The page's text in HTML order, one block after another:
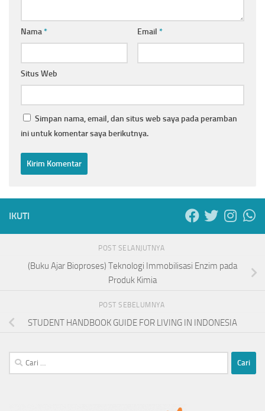
Nama* Email *
Situs Web
Simpan nama, email, dan situs web saya pada peramban
ini untuk komentar saya berikutnya.
IKUTI
POST SELANJUTNYA
(Buku Ajar Bioproses) Teknologi Immobilisasi Enzim pada
Produk Kimia
POST SEBELUMNYA
STUDENT HANDBOOK GUIDE FOR LIVING IN INDONESIA
Cari
untuk: